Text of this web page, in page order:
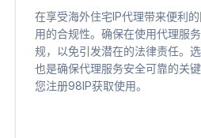
在享受海外住宅IP代理带来便利
用的合规性。确保在使用代理服
规，以免引发潜在的法律责任。
也是确保代理服务安全可靠的关
您注册98IP获取使用。